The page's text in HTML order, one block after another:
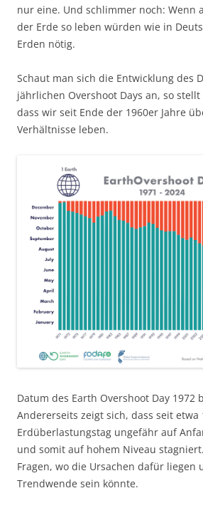
nur eine. Und schlimmer noch: Wenn
der Erde so leben würden wie in
Erden nötig.
Schaut man sich die Entwicklung des
jährlichen Overshoot Days an, so
dass wir seit Ende der 1960er Jahre
Verhältnisse leben.
Datum des Earth Overshoot Day 1972
Andererseits zeigt sich, dass seit etwa
Erdüberlastungstag ungefähr auf
und somit auf hohem Niveau
Fragen, wo die Ursachen dafür liegen
Trendwende sein könnte.